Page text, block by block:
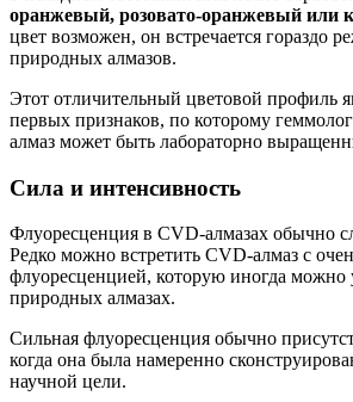
оранжевый, розовато-оранжевый или
цвет возможен, он встречается гораздо
природных алмазов.
Этот отличительный цветовой профиль
первых признаков, по которому геммолог
алмаз может быть лабораторно
Сила и интенсивность
Флуоресценция в CVD-алмазах обычно
Редко можно встретить CVD-алмаз с
флуоресценцией, которую иногда можно
природных алмазах.
Сильная флуоресценция обычно
когда она была намеренно
научной цели.